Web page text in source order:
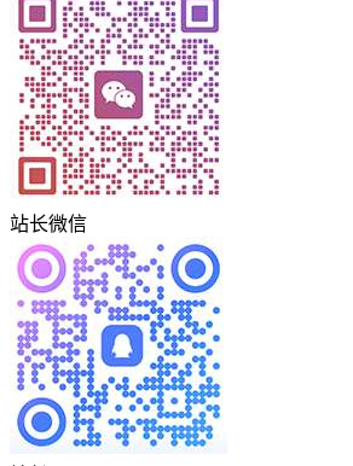
站长微信